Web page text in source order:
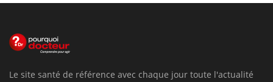
Le site santé de référence avec chaque jour toute l'actualité